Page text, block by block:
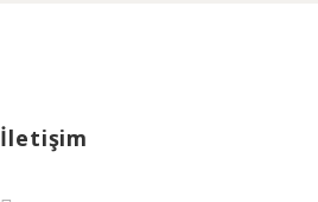
İletişim